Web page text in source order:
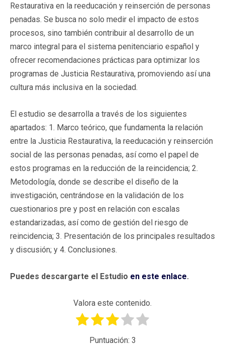
Restaurativa en la reeducación y reinserción de personas
penadas. Se busca no solo medir el impacto de estos
procesos, sino también contribuir al desarrollo de un
marco integral para el sistema penitenciario español y
ofrecer recomendaciones prácticas para optimizar los
programas de Justicia Restaurativa, promoviendo así una
cultura más inclusiva en la sociedad.
El estudio se desarrolla a través de los siguientes
apartados: 1. Marco teórico, que fundamenta la relación
entre la Justicia Restaurativa, la reeducación y reinserción
social de las personas penadas, así como el papel de
estos programas en la reducción de la reincidencia; 2.
Metodología, donde se describe el diseño de la
investigación, centrándose en la validación de los
cuestionarios pre y post en relación con escalas
estandarizadas, así como de gestión del riesgo de
reincidencia; 3. Presentación de los principales resultados
y discusión; y 4. Conclusiones.
Puedes descargarte el Estudio en este enlace.
Valora este contenido.
Puntuación: 3